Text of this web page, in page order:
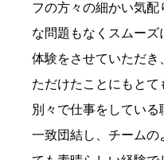
フの方々の細かい気配
な問題もなくスムー
体験をさせていただ
ただけたことにもと
別々で仕事をしてい
一致団結し、チームの